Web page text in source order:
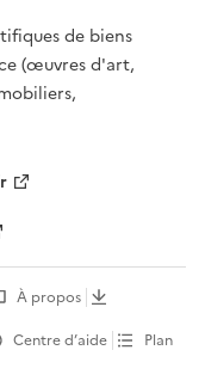
de biens
(œuvres d'art,
À propos
Centre d’aide
Plan